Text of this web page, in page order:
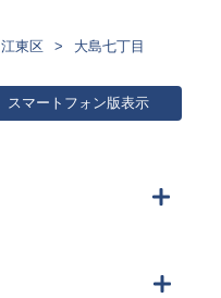
江東区 大島七丁目
スマートフォン版表示